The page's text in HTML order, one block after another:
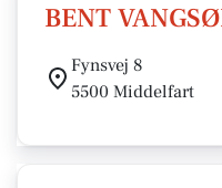
BENT
Fynsvej 8
5500 Middelfart